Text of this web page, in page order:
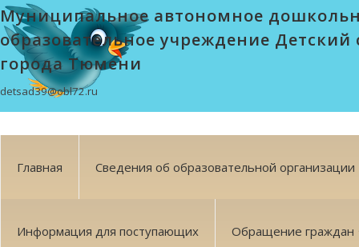
Муниципальное автономное
образовательное учреждение Детский
города Тюмени
detsad39@obl72.ru
Главная Сведения об образовательной организации
Информация для поступающих Обращение граждан